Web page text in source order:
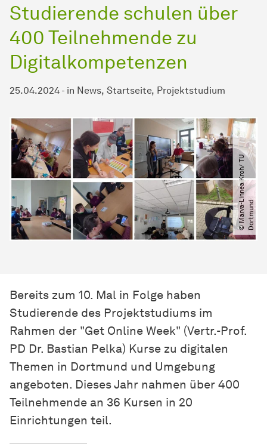
Studierende schulen über
400 Teilnehmende zu
Digitalkompetenzen
25.04.2024 - in News Startseite Projektstudium
©
M
a
r
v
a
-L
i
n
n
e
a
K
r
o
h​
/​
T
U
D
o
r
t
m
u
nd
Bereits zum 10. Mal in Folge haben
Studierende des Projektstudiums im
Rahmen der "Get Online Week" (Vertr.-Prof.
PD Dr. Bastian Pelka) Kurse zu digitalen
Themen in Dortmund und Umgebung
angeboten. Dieses Jahr nahmen über 400
Teilnehmende an 36 Kursen in 20
Einrichtungen teil.